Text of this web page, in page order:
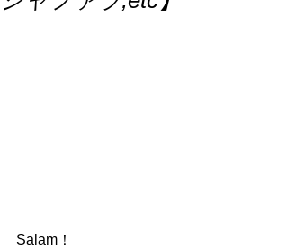
Salam！